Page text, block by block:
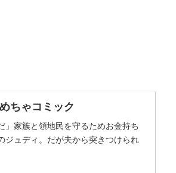
ちゃコミック
」家族と領地民を守るためお金持ち
ジュディ。だが夫から突きつけられ